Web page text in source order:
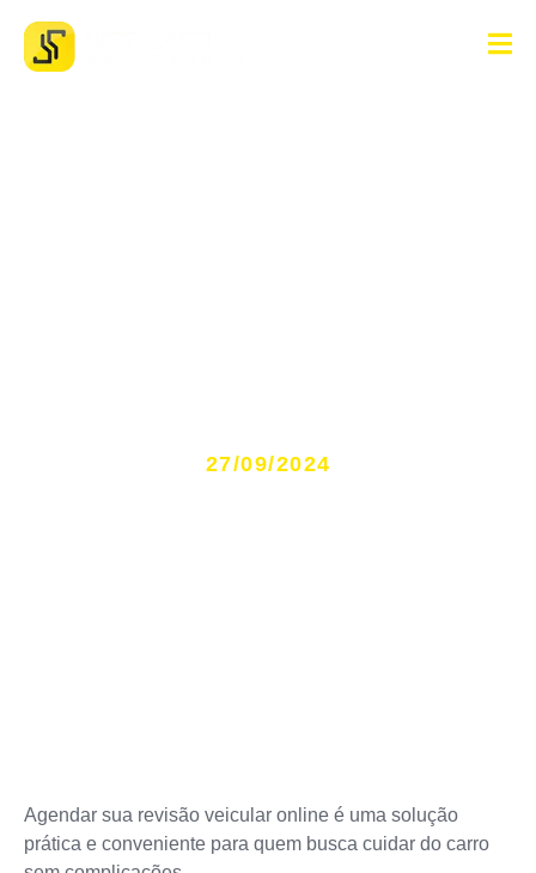
27/09/2024
Agendar sua revisão veicular online é uma solução
prática e conveniente para quem busca cuidar do carro